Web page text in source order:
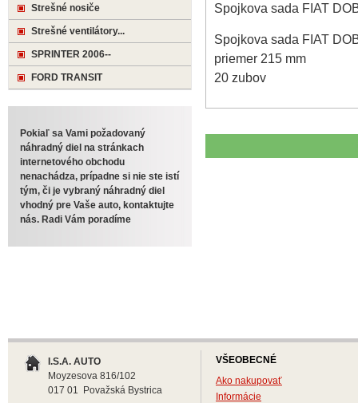
Spojkova sada FIAT
Spojkova sada FIAT
priemer 215 mm
20 zubov
Strešné nosiče
Strešné ventilátory...
SPRINTER 2006--
FORD TRANSIT
Pokiaľ sa Vami požadovaný
náhradný diel na stránkach
internetového obchodu
nenachádza, prípadne si nie ste istí
tým, či je vybraný náhradný diel
vhodný pre Vaše auto, kontaktujte
nás. Radi Vám poradíme
I.S.A. AUTO
Moyzesova 816/102
017 01 Považská Bystrica
VŠEOBECNÉ
Ako nakupovať
Informácie